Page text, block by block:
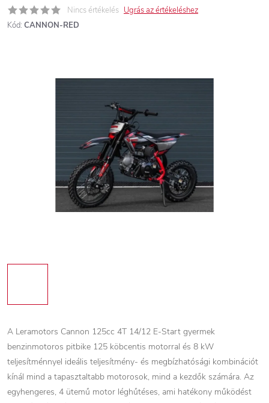
Nincs értékelés Ugrás az értékeléshez
Kód: CANNON-RED
A Leramotors Cannon 125cc 4T 14/12 E-Start gyermek
benzinmotoros pitbike 125 köbcentis motorral és 8 kW
teljesítménnyel ideális teljesítmény- és megbízhatósági kombinációt
kínál mind a tapasztaltabb motorosok, mind a kezdők számára. Az
egyhengeres, 4 ütemű motor léghűtéses, ami hatékony működést